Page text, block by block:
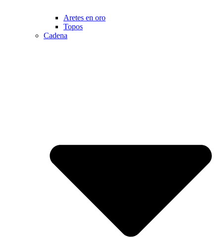
Aretes en oro
Topos
Cadena